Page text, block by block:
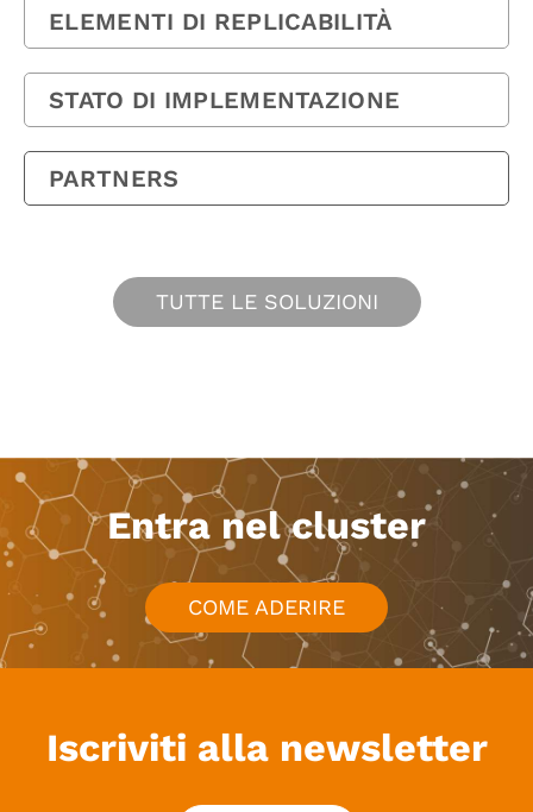
ELEMENTI DI REPLICABILITÀ
STATO DI IMPLEMENTAZIONE
PARTNERS
TUTTE LE SOLUZIONI
Entra nel cluster
COME ADERIRE
Iscriviti alla newsletter